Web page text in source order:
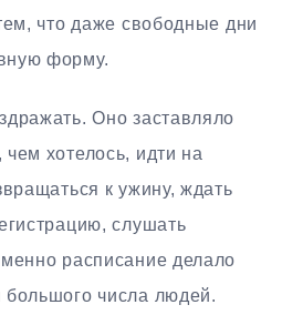
что даже свободные дни
форму.
Оно заставляло
хотелось, идти на
к ужину, ждать
слушать
расписание делало
числа людей.